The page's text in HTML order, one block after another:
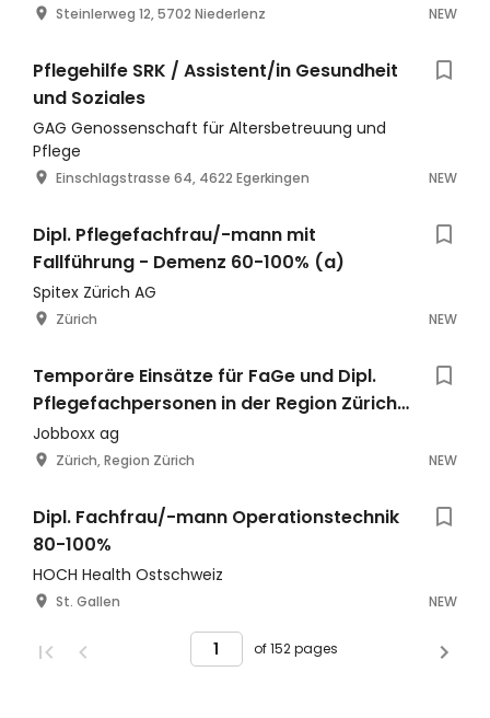
Steinlerweg 12, 5702 Niederlenz NEW
Pflegehilfe SRK / Assistent/in Gesundheit
und Soziales
GAG Genossenschaft für Altersbetreuung und
Pflege
Einschlagstrasse 64, 4622 Egerkingen NEW
Dipl. Pflegefachfrau/-mann mit
Fallführung - Demenz 60-100% (a)
Spitex Zürich AG
Zürich NEW
Temporäre Einsätze für FaGe und Dipl.
Pflegefachpersonen in der Region Zürich
(50-100%)
Jobboxx ag
Zürich, Region Zürich NEW
Dipl. Fachfrau/-mann Operationstechnik
80-100%
HOCH Health Ostschweiz
St. Gallen NEW
of 152 pages